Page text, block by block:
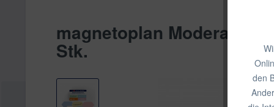
den
magnetoplan
Stk.